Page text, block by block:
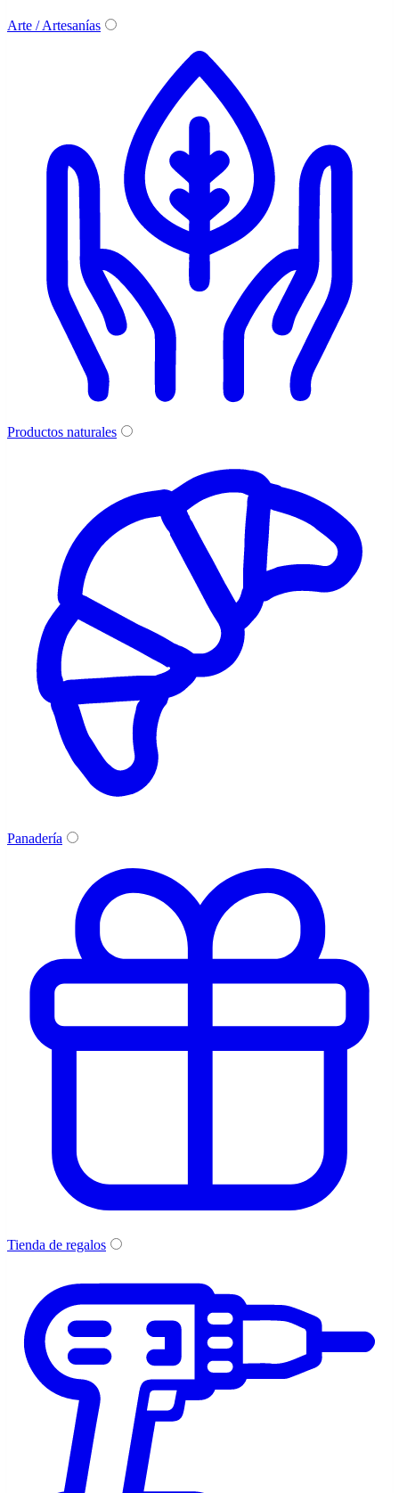
Arte / Artesanías
Productos naturales
Panadería
Tienda de regalos